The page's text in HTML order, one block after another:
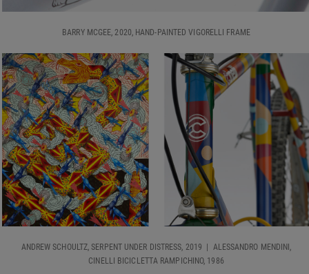
BARRY MCGEE, 2020, HAND-PAINTED VIGORELLI FRAME
ANDREW SCHOULTZ, SERPENT UNDER DISTRESS, 2019 | ALESSANDRO MENDINI,
CINELLI BICICLETTA RAMPICHINO, 1986